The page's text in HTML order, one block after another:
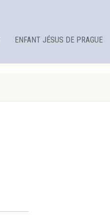
ENFANT JÉSUS DE PRAGUE